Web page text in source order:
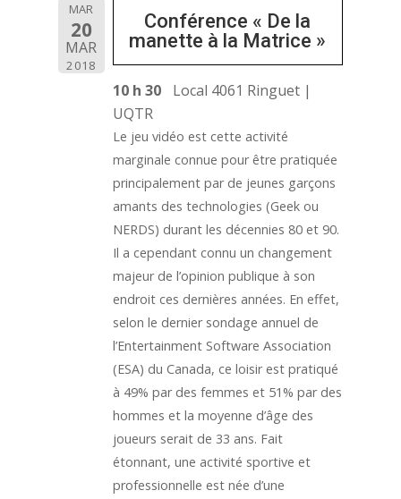
MAR
20
MAR
2018
Conférence « De la
manette à la Matrice »
10 h 30
Local 4061 Ringuet |
UQTR
Le jeu vidéo est cette activité
marginale connue pour être pratiquée
principalement par de jeunes garçons
amants des technologies (Geek ou
NERDS) durant les décennies 80 et 90.
Il a cependant connu un changement
majeur de l’opinion publique à son
endroit ces dernières années. En effet,
selon le dernier sondage annuel de
l’Entertainment Software Association
(ESA) du Canada, ce loisir est pratiqué
à 49% par des femmes et 51% par des
hommes et la moyenne d’âge des
joueurs serait de 33 ans. Fait
étonnant, une activité sportive et
professionnelle est née d’une